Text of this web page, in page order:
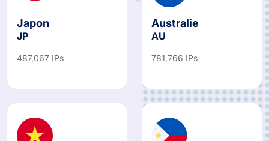
Japon
JP
487,067 IPs
Australie
AU
781,766 IPs